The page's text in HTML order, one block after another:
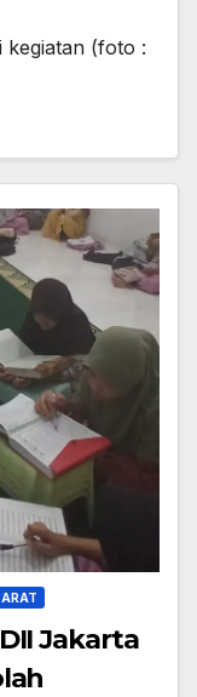
kegiatan (foto :
Jakarta